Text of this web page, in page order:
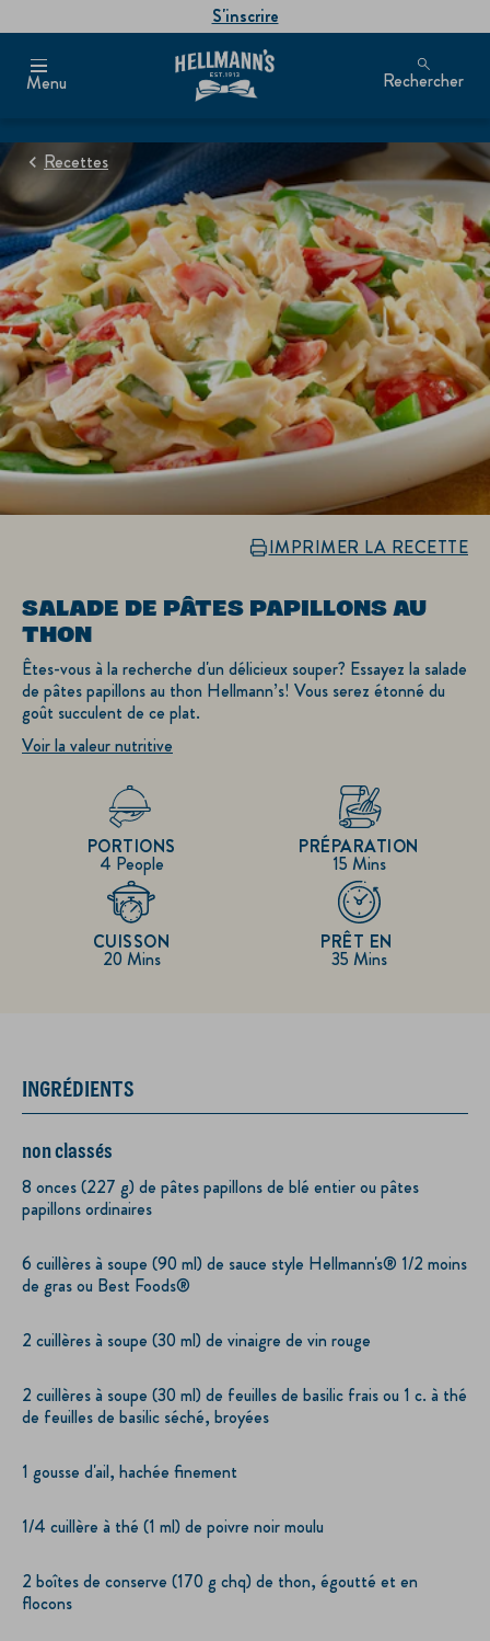
S'inscrire
Menu Rechercher
Recettes
IMPRIMER LA RECETTE
SALADE DE PÂTES PAPILLONS AU
THON
Êtes-vous à la recherche d'un délicieux souper? Essayez la salade
de pâtes papillons au thon Hellmann’s! Vous serez étonné du
goût succulent de ce plat.
Voir la valeur nutritive
4 People
PORTIONS
15 Mins
PRÉPARATION
20 Mins
CUISSON
35 Mins
PRÊT EN
INGRÉDIENTS
non classés
8 onces (227 g) de pâtes papillons de blé entier ou pâtes
papillons ordinaires
6 cuillères à soupe (90 ml) de sauce style Hellmann's® 1/2 moins
de gras ou Best Foods®
2 cuillères à soupe (30 ml) de vinaigre de vin rouge
2 cuillères à soupe (30 ml) de feuilles de basilic frais ou 1 c. à thé
de feuilles de basilic séché, broyées
1 gousse d'ail, hachée finement
1/4 cuillère à thé (1 ml) de poivre noir moulu
2 boîtes de conserve (170 g chq) de thon, égoutté et en
flocons